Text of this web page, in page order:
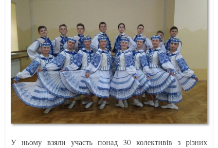
У ньому взяли участь понад 30 колективів з різних